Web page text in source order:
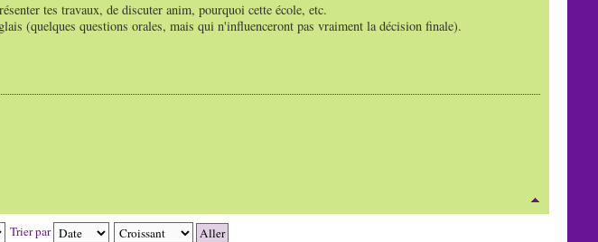
tes travaux, de discuter anim, pourquoi cette école, etc.
(quelques questions orales, mais qui n'influenceront pas vraiment la décision finale).
Trier par